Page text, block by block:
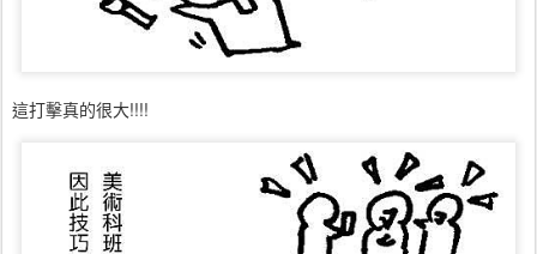
這打擊真的很大!!!!